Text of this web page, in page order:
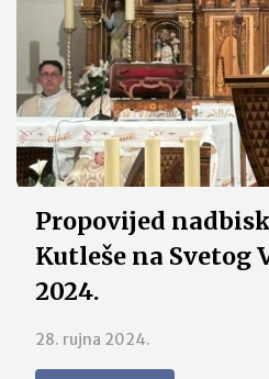
Propovijed
Kutleše na Svetog
2024.
28. rujna 2024.